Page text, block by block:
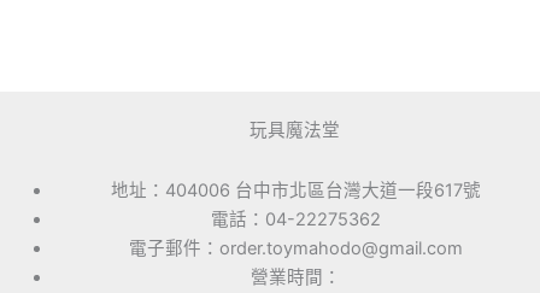
玩具魔法堂
地址：404006 台中市北區台灣大道一段617號
電話：04-22275362
電子郵件：order.toymahodo@gmail.com
營業時間：